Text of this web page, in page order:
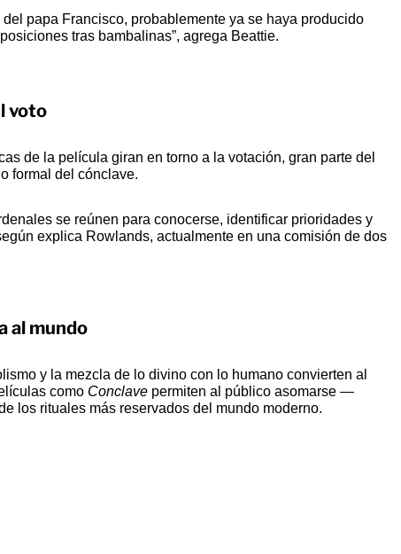
papa Francisco, probablemente ya se haya producido
tras bambalinas”, agrega Beattie.
voto
de la película giran en torno a la votación, gran parte del
formal del cónclave.
se reúnen para conocerse, identificar prioridades y
explica Rowlands, actualmente en una comisión de dos
al mundo
y la mezcla de lo divino con lo humano convierten al
como Conclave permiten al público asomarse —
los rituales más reservados del mundo moderno.